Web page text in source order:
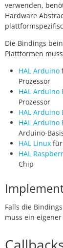
verwenden,
Hardware
Die Bindings
Plattformen
HAL Arduino
Prozessor
HAL Arduino
Prozessor
HAL Arduino
HAL Arduino
Arduino-
HAL Linux
HAL
Chip
Falls die
muss ein